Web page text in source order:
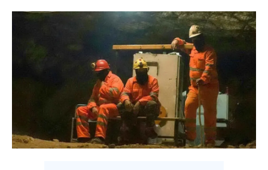
MONDO
SERVIZI ALLE IMPRESE
BANDI